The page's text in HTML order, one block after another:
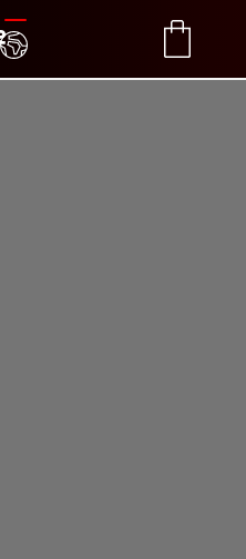
TRANSLATE